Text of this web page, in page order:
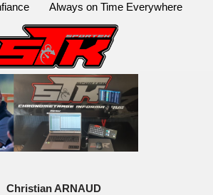
Always on Time Everywhere
Christian ARNAUD